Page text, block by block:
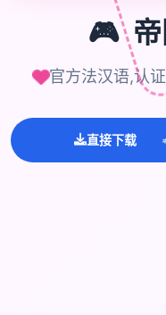
🎮 帝
官方法汉语,认
直接下载